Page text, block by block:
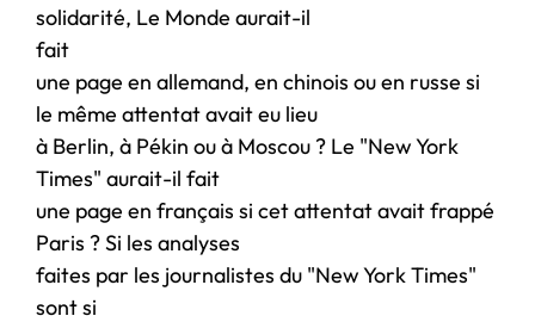
solidarité, Le Monde aurait-il
fait
une page en allemand, en chinois ou en russe si
le même attentat avait eu lieu
à Berlin, à Pékin ou à Moscou ? Le "New York
Times" aurait-il fait
une page en français si cet attentat avait frappé
Paris ? Si les analyses
faites par les journalistes du "New York Times"
sont si